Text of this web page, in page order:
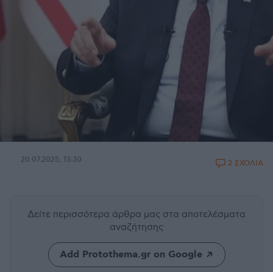
20.07.2025, 13:30 2 ΣΧΟΛΙΑ
Δείτε περισσότερα άρθρα μας στα αποτελέσματα
αναζήτησης
Add Protothema.gr on Google